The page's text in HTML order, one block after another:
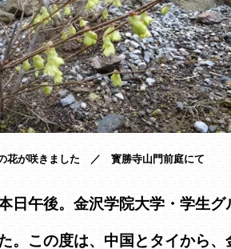
花が咲きました ／ 寳勝寺山門前庭にて
日午後。金沢学院大学・学生グ
。この度は、中国とタイから、